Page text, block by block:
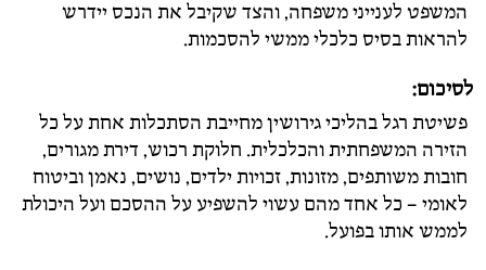
המשפט לענייני משפחה, והצד שקיבל את הנכס יידרש
להראות בסיס כלכלי ממשי להסכמות.
לסיכום:
פשיטת רגל בהליכי גירושין מחייבת הסתכלות אחת על כל
הזירה המשפחתית והכלכלית. חלוקת רכוש, דירת מגורים,
חובות משותפים, מזונות, זכויות ילדים, נושים, נאמן וביטוח
לאומי – כל אחד מהם עשוי להשפיע על ההסכם ועל היכולת
לממש אותו בפועל.